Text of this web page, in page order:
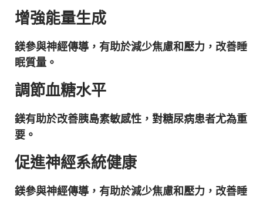
增強能量生成
鎂參與神經傳導，有助於減少焦慮和壓力，改善睡
眠質量。
調節血糖水平
鎂有助於改善胰島素敏感性，對糖尿病患者尤為重
要。
促進神經系統健康
鎂參與神經傳導，有助於減少焦慮和壓力，改善睡